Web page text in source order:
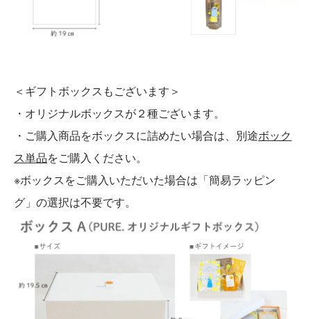
＜ギフトボックスもございます＞
・オリジナルボックスが２種ございます。
・ご購入商品をボックスに詰めたい場合は、別途ボック
ス単品をご購入ください。
※ボックスをご購入いただいた場合は「簡易ラッピン
グ」の選択は不要です。